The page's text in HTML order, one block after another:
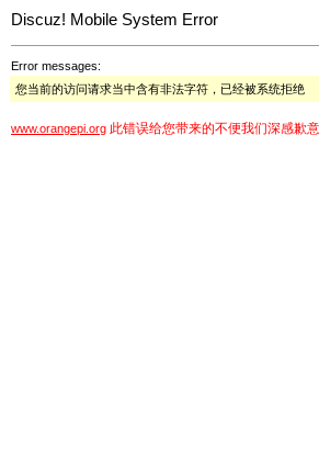
Discuz! Mobile System Error
Error messages:
您当前的访问请求当中含有非法字符，已经被系统拒绝
www.orangepi.org 此错误给您带来的不便我们深感歉意